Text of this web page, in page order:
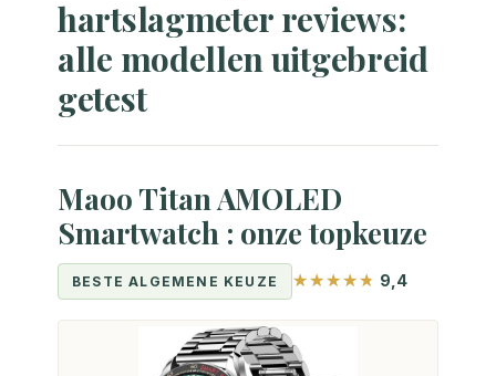
hartslagmeter reviews:
alle modellen uitgebreid
getest
Maoo Titan AMOLED
Smartwatch : onze topkeuze
BESTE ALGEMENE KEUZE 9,4